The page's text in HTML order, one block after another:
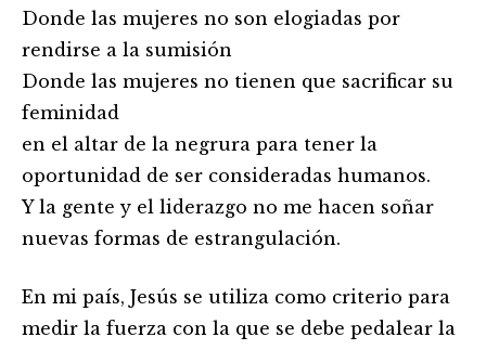
Donde las mujeres no son elogiadas por
rendirse a la sumisión
Donde las mujeres no tienen que sacrificar su
feminidad
en el altar de la negrura para tener la
oportunidad de ser consideradas humanos.
Y la gente y el liderazgo no me hacen soñar
nuevas formas de estrangulación.
En mi país, Jesús se utiliza como criterio para
medir la fuerza con la que se debe pedalear la